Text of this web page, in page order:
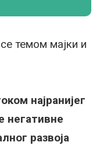
темом мајки и
најранијег
негативне
развоја